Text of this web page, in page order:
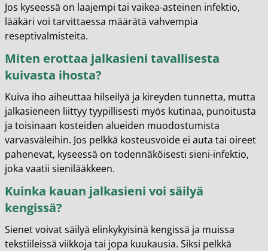
Jos kyseessä on laajempi tai vaikea-asteinen infektio,
lääkäri voi tarvittaessa määrätä vahvempia
reseptivalmisteita.
Miten erottaa jalkasieni tavallisesta
kuivasta ihosta?
Kuiva iho aiheuttaa hilseilyä ja kireyden tunnetta, mutta
jalkasieneen liittyy tyypillisesti myös kutinaa, punoitusta
ja toisinaan kosteiden alueiden muodostumista
varvasväleihin. Jos pelkkä kosteusvoide ei auta tai oireet
pahenevat, kyseessä on todennäköisesti sieni-infektio,
joka vaatii sienilääkkeen.
Kuinka kauan jalkasieni voi säilyä
kengissä?
Sienet voivat säilyä elinkykyisinä kengissä ja muissa
tekstiileissä viikkoja tai jopa kuukausia. Siksi pelkkä